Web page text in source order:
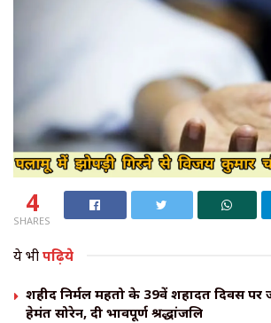
4
SHARES
ये भीपढ़िये
शहीद निर्मल महतो के 39वें शहादत दिवस
हेमंत सोरेन, दी भावपूर्ण श्रद्धांजलि